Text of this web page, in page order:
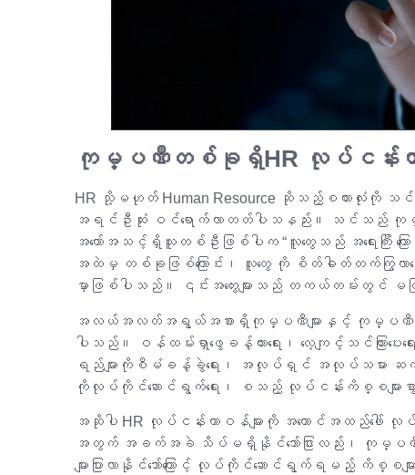
ကုမ္ပဏီတစ်ခုရှိHR လုပ်ငန်းတာ
HR သို့မဟုတ် Human Resource ဆိုသည့်စကားလုံးကို
အရင်ဦးဆုံး ဝင်ရောက်လာတတ်ပါသနည်း။ သင်သည် ကု
အတော်အသင့်ရှိသူတစ်ဦးဖြစ်ပါက “လူတွေသည် အရေးကြီး က
အထဲမှ တစ်ခုဖြစ်ကြောင်း၊ လူတွေ ကို စိတ်ဓါတ်တက်ကြွလာစ
မှာဖြစ်ပါသည်။ ၎င်းအတွေးများသည် တကယ်တမ်းတွင် မ
အလယ်အလတ်အရွယ်အစားရှိကုမ္ပဏီများနှင့် ကုမ္ပဏီကြီးမ
ပါသည်။ ဝန်ထမ်းရှာဖွေခန့်ထားရေး၊ လေ့ကျင့်သင်ကြားပေ
ရည်များကိုစီမံခန့်ခွဲရေး၊ အလုပ်ရှင် အလုပ်သမား ဆက်ဆံ ရ
ကိုလုပ်ကိုင်ဆောင်ရွက်ရေး၊ စသည့် လုပ်ငန်းကိစ္စများစွ
အဆိုပါ HR လုပ်ငန်းတာဝန်များကို အကောင်အထည်ဖေါ်
အတွက် အခက်အခဲ သိပ်မရှိနိုင်သော်ငြားလည်း၊ ကုမ္ပ
များပြားလာနိုင်သော်ကြောင့် လုပ်ကိုင်ဆောင်ရွက်ရမည့် ကိစ္စ